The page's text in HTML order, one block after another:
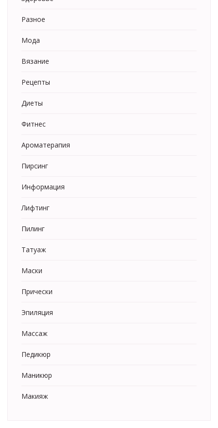
Разное
Мода
Вязание
Рецепты
Диеты
Фитнес
Ароматерапия
Пирсинг
Информация
Лифтинг
Пилинг
Татуаж
Маски
Прически
Эпиляция
Массаж
Педикюр
Маникюр
Макияж